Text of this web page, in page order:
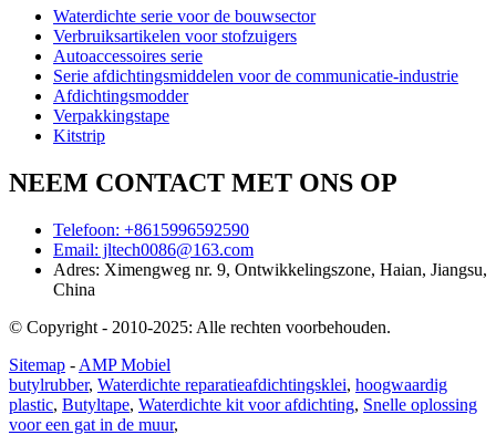
Waterdichte serie voor de bouwsector
Verbruiksartikelen voor stofzuigers
Autoaccessoires serie
Serie afdichtingsmiddelen voor de communicatie-industrie
Afdichtingsmodder
Verpakkingstape
Kitstrip
NEEM CONTACT MET ONS OP
Telefoon: +8615996592590
Email: jltech0086@163.com
Adres: Ximengweg nr. 9, Ontwikkelingszone, Haian, Jiangsu,
China
© Copyright - 2010-2025: Alle rechten voorbehouden.
Sitemap - AMP Mobiel
butylrubber, Waterdichte reparatieafdichtingsklei, hoogwaardig
plastic, Butyltape, Waterdichte kit voor afdichting, Snelle oplossing
voor een gat in de muur,